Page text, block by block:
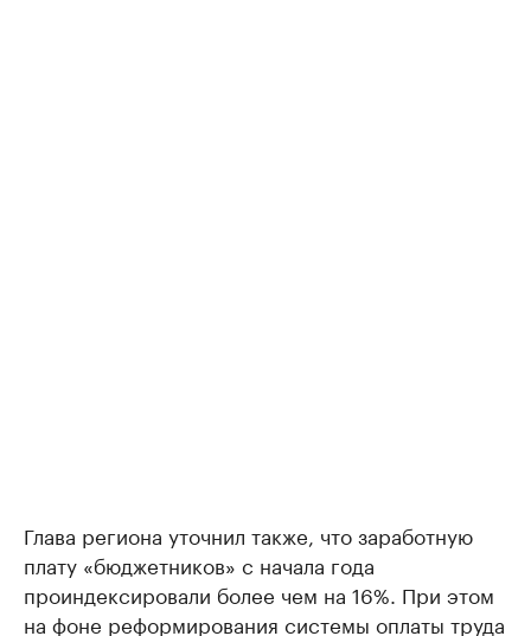
Глава региона уточнил также, что заработную
плату «бюджетников» с начала года
проиндексировали более чем на 16%. При этом
на фоне реформирования системы оплаты труда